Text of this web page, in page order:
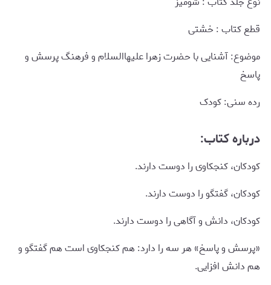
قطع کتاب : خشتی
موضوع: آشنایی با حضرت زهرا علیهاالسلام و فرهنگ پرسش و
پاسخ
رده سنی: کودک
درباره کتاب:
کودکان، کنجکاوی را دوست دارند.
کودکان، گفتگو را دوست دارند.
کودکان، دانش و آگاهی را دوست دارند.
«پرسش و پاسخ» هر سه را دارد: هم کنجکاوی است هم گفتگو و
هم دانش افزایی.